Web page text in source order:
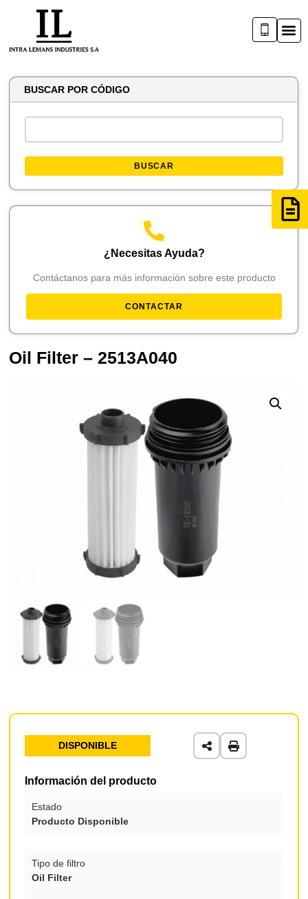
BUSCAR POR CÓDIGO
BUSCAR
¿Necesitas Ayuda?
Contáctanos para más información sobre este producto
CONTACTAR
Oil Filter – 2513A040
DISPONIBLE
Información del producto
Estado
Producto Disponible
Tipo de filtro
Oil Filter